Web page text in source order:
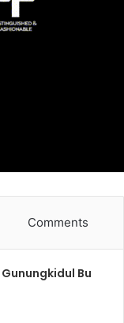
Comments
Bu